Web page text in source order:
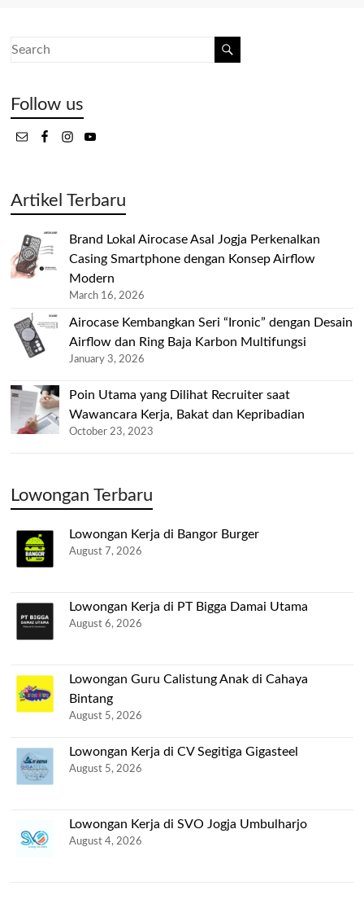
Follow us
Artikel Terbaru
Brand Lokal Airocase Asal Jogja Perkenalkan
Casing Smartphone dengan Konsep Airflow
Modern
March 16, 2026
Airocase Kembangkan Seri “Ironic” dengan Desain
Airflow dan Ring Baja Karbon Multifungsi
January 3, 2026
Poin Utama yang Dilihat Recruiter saat
Wawancara Kerja, Bakat dan Kepribadian
October 23, 2023
Lowongan Terbaru
Lowongan Kerja di Bangor Burger
August 7, 2026
Lowongan Kerja di PT Bigga Damai Utama
August 6, 2026
Lowongan Guru Calistung Anak di Cahaya
Bintang
August 5, 2026
Lowongan Kerja di CV Segitiga Gigasteel
August 5, 2026
Lowongan Kerja di SVO Jogja Umbulharjo
August 4, 2026